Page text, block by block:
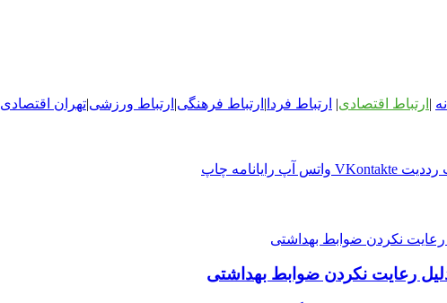
| ارتباط اقتصادی| ارتباط فردا | ارتباط فرهنگی| ارتباط ورزشی|تهران اقتصادی
‫رددیت ‫VKontakte واتس آپ رایانامه چاپ